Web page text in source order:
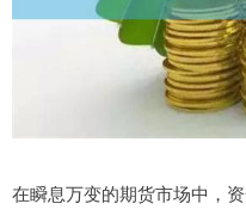
在瞬息万变的期货市场中，